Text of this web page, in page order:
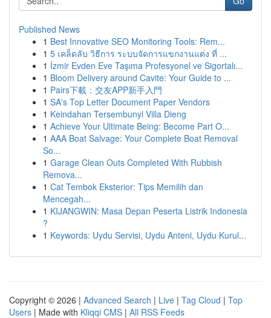
Published News
1 Best Innovative SEO Monitoring Tools: Rem...
1 5 เคล็ดลับ วิธีการ ระบบจัดการแขกงานแต่ง ที่ ...
1 İzmir Evden Eve Taşıma Profesyonel ve Sigortalı...
1 Bloom Delivery around Cavite: Your Guide to ...
1 Pairs下載：交友APP新手入門
1 SA's Top Letter Document Paper Vendors
1 Keindahan Tersembunyi Villa Dieng
1 Achieve Your Ultimate Being: Become Part O...
1 AAA Boat Salvage: Your Complete Boat Removal
So...
1 Garage Clean Outs Completed With Rubbish
Remova...
1 Cat Tembok Eksterior: Tips Memilih dan
Mencegah...
1 KIJANGWIN: Masa Depan Peserta Listrik Indonesia
?
1 Keywords: Uydu Servisi, Uydu Anteni, Uydu Kurul...
Copyright © 2026 | Advanced Search | Live | Tag Cloud | Top
Users | Made with Kliqqi CMS | All RSS Feeds